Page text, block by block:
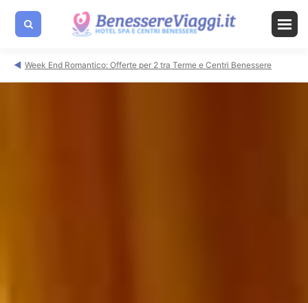
Week End Romantico: Offerte per 2 tra Terme e Centri Benessere